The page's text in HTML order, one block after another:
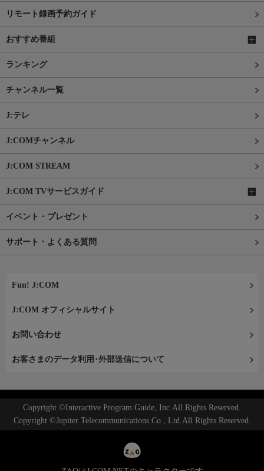
リモート録画予約ガイド
おすすめ番組
ランキング
チャンネル一覧
J:テレ
J:COMチャンネル
J:COM STREAM
J:COM TVサービスガイド
イベント・プレゼント
サポート・よくある質問
Fun! J:COM
J:COM オフィシャルサイト
お問い合わせ
お客さまのデータ利用･外部送信について
Copyright ©Interactive Program Guide, Inc.All Rights Reserved.
Copyright ©Jupiter Telecommunications Co., Ltd.All Rights Reserved.